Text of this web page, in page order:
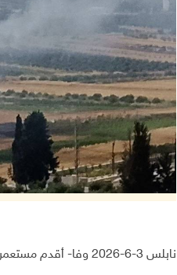
نابلس 3-6-2026 وفا- أقدم مستعمرون، مساء اليوم الأربعاء، على إحراق مساحات زراعية جنوب نابلس